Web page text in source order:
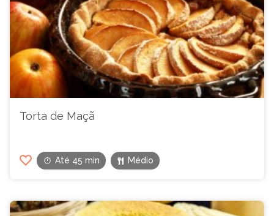
Torta de Maçã
Até 45 min Médio